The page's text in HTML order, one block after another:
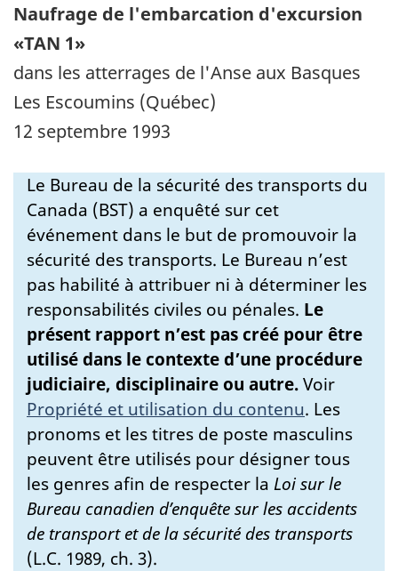
Naufrage de l'embarcation d'excursion
«TAN 1»
dans les atterrages de l'Anse aux Basques
Les Escoumins (Québec)
12 septembre 1993
Le Bureau de la sécurité des transports du
Canada (BST) a enquêté sur cet
événement dans le but de promouvoir la
sécurité des transports. Le Bureau n’est
pas habilité à attribuer ni à déterminer les
responsabilités civiles ou pénales. Le
présent rapport n’est pas créé pour être
utilisé dans le contexte d’une procédure
judiciaire, disciplinaire ou autre.Voir
Propriété et utilisation du contenu. Les
pronoms et les titres de poste masculins
peuvent être utilisés pour désigner tous
les genres afin de respecter la Loi sur le
Bureau canadien d’enquête sur les accidents
de transport et de la sécurité des transports
(L.C. 1989, ch. 3).